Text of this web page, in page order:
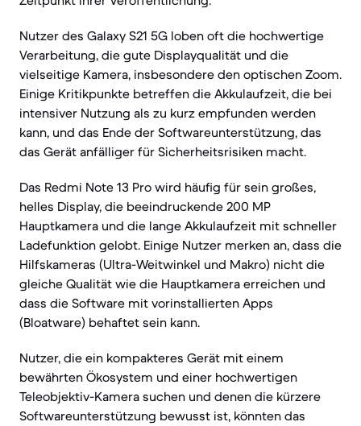
Nutzer des Galaxy S21 5G loben oft die hochwertige
Verarbeitung, die gute Displayqualität und die
vielseitige Kamera, insbesondere den optischen Zoom.
Einige Kritikpunkte betreffen die Akkulaufzeit, die bei
intensiver Nutzung als zu kurz empfunden werden
kann, und das Ende der Softwareunterstützung, das
das Gerät anfälliger für Sicherheitsrisiken macht.
Das Redmi Note 13 Pro wird häufig für sein großes,
helles Display, die beeindruckende 200 MP
Hauptkamera und die lange Akkulaufzeit mit schneller
Ladefunktion gelobt. Einige Nutzer merken an, dass die
Hilfskameras (Ultra-Weitwinkel und Makro) nicht die
gleiche Qualität wie die Hauptkamera erreichen und
dass die Software mit vorinstallierten Apps
(Bloatware) behaftet sein kann.
Nutzer, die ein kompakteres Gerät mit einem
bewährten Ökosystem und einer hochwertigen
Teleobjektiv-Kamera suchen und denen die kürzere
Softwareunterstützung bewusst ist, könnten das